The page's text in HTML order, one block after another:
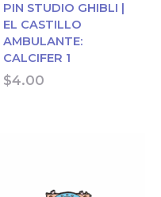
PIN STUDIO GHIBLI |
EL CASTILLO
AMBULANTE:
CALCIFER 1
$4.00